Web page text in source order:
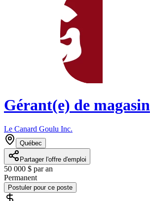
Gérant(e) de magasin
Le Canard Goulu Inc.
Québec
Partager l'offre d'emploi
50 000 $ par an
Permanent
Postuler pour ce poste